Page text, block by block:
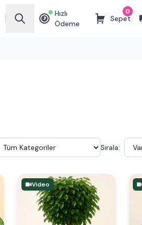
₺
Hızlı
Ödeme
Sepet
0
Sırala:
Video